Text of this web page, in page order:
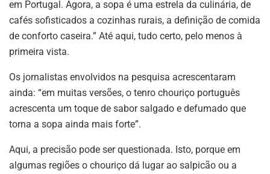
em Portugal. Agora, a sopa é uma estrela da culinária, de
cafés sofisticados a cozinhas rurais, a definição de comida
de conforto caseira.” Até aqui, tudo certo, pelo menos à
primeira vista.
Os jornalistas envolvidos na pesquisa acrescentaram
ainda: “em muitas versões, o tenro chouriço português
acrescenta um toque de sabor salgado e defumado que
torna a sopa ainda mais forte”.
Aqui, a precisão pode ser questionada. Isto, porque em
algumas regiões o chouriço dá lugar ao salpicão ou a